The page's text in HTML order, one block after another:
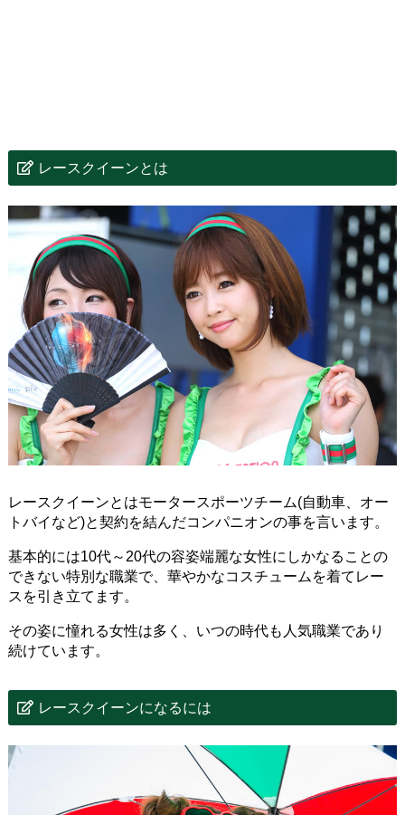
レースクイーンとは
レースクイーンとはモータースポーツチーム(自動車、オー
トバイなど)と契約を結んだコンパニオンの事を言います。
基本的には10代～20代の容姿端麗な女性にしかなることの
できない特別な職業で、華やかなコスチュームを着てレー
スを引き立てます。
その姿に憧れる女性は多く、いつの時代も人気職業であり
続けています。
レースクイーンになるには